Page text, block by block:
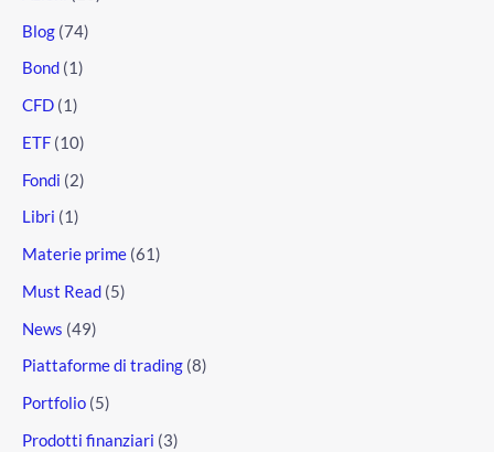
Blog (74)
Bond (1)
CFD (1)
ETF (10)
Fondi (2)
Libri (1)
Materie prime (61)
Must Read (5)
News (49)
Piattaforme di trading (8)
Portfolio (5)
Prodotti finanziari (3)